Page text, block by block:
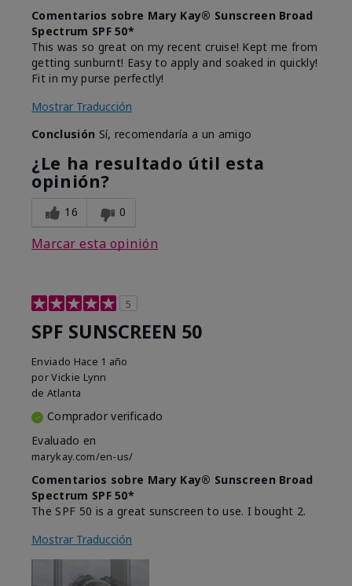
Comentarios sobre Mary Kay® Sunscreen Broad
Spectrum SPF 50*
This was so great on my recent cruise! Kept me from
getting sunburnt! Easy to apply and soaked in quickly!
Fit in my purse perfectly!
Mostrar Traducción
Conclusión Sí, recomendaría a un amigo
¿Le ha resultado útil esta
opinión?
16 0
Marcar esta opinión
5
SPF SUNSCREEN 50
Enviado Hace 1 año
porVickie Lynn
de Atlanta
Comprador verificado
Evaluado en
marykay.com/en-us/
Comentarios sobre Mary Kay® Sunscreen Broad
Spectrum SPF 50*
The SPF 50 is a great sunscreen to use. I bought 2.
Mostrar Traducción